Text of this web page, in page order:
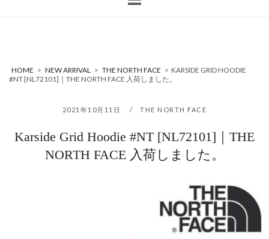
HOME > NEW ARRIVAL > THE NORTH FACE > KARSIDE GRID HOODIE
#NT [NL72101]｜THE NORTH FACE 入荷しました。
2021年10月11日 THE NORTH FACE
Karside Grid Hoodie #NT [NL72101]｜THE
NORTH FACE 入荷しました。